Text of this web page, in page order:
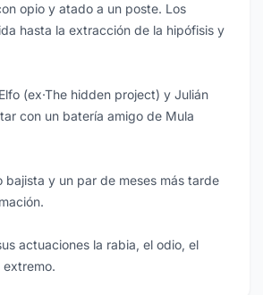
opio y atado a un poste. Los
hasta la extracción de la hipófisis y
(ex·The hidden project) y Julián
con un batería amigo de Mula
y un par de meses más tarde
actuaciones la rabia, el odio, el
extremo.